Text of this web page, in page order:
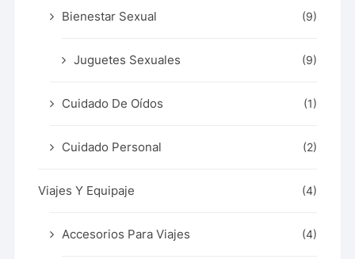
Bienestar Sexual (9)
Juguetes Sexuales (9)
Cuidado De Oídos (1)
Cuidado Personal (2)
Viajes Y Equipaje (4)
Accesorios Para Viajes (4)